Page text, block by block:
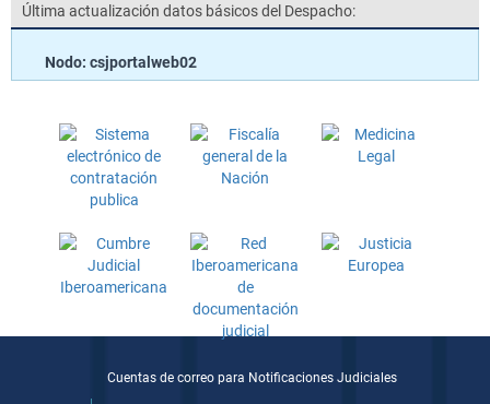
Última actualización datos básicos del Despacho:
Nodo: csjportalweb02
Cuentas de correo para Notificaciones Judiciales